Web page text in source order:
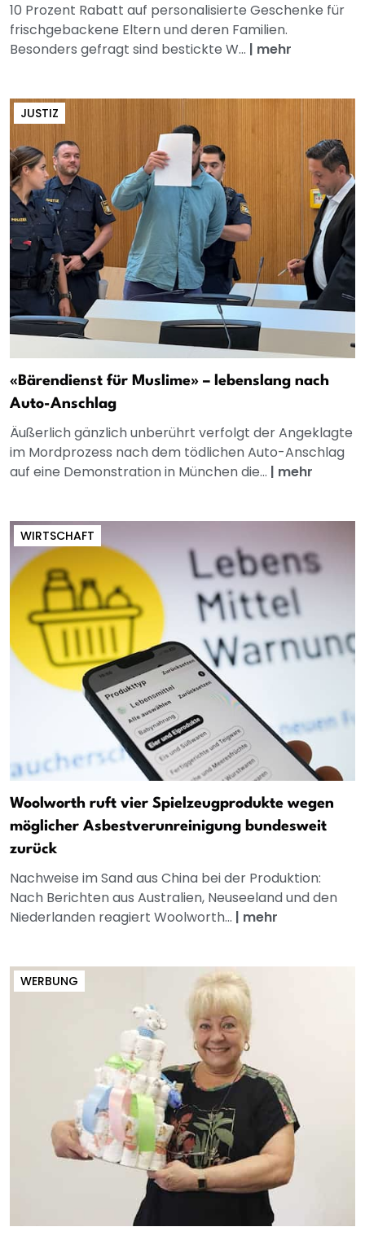
10 Prozent Rabatt auf personalisierte Geschenke für
frischgebackene Eltern und deren Familien.
Besonders gefragt sind bestickte W... | mehr
JUSTIZ
«Bärendienst für Muslime» – lebenslang nach
Auto-Anschlag
Äußerlich gänzlich unberührt verfolgt der Angeklagte
im Mordprozess nach dem tödlichen Auto-Anschlag
auf eine Demonstration in München die... | mehr
WIRTSCHAFT
Woolworth ruft vier Spielzeugprodukte wegen
möglicher Asbestverunreinigung bundesweit
zurück
Nachweise im Sand aus China bei der Produktion:
Nach Berichten aus Australien, Neuseeland und den
Niederlanden reagiert Woolworth... | mehr
WERBUNG